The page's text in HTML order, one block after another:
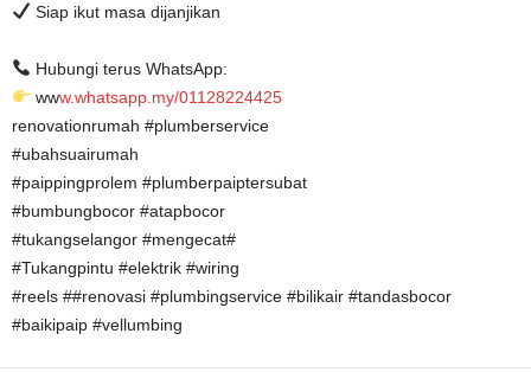
Siap ikut masa dijanjikan
Hubungi terus WhatsApp:
www.whatsapp.my/01128224425
renovationrumah #plumberservice
#ubahsuairumah
#paippingprolem #plumberpaiptersubat
#bumbungbocor #atapbocor
#tukangselangor #mengecat#
#Tukangpintu #elektrik #wiring
#reels ##renovasi #plumbingservice #bilikair #tandasbocor
#baikipaip #vellumbing